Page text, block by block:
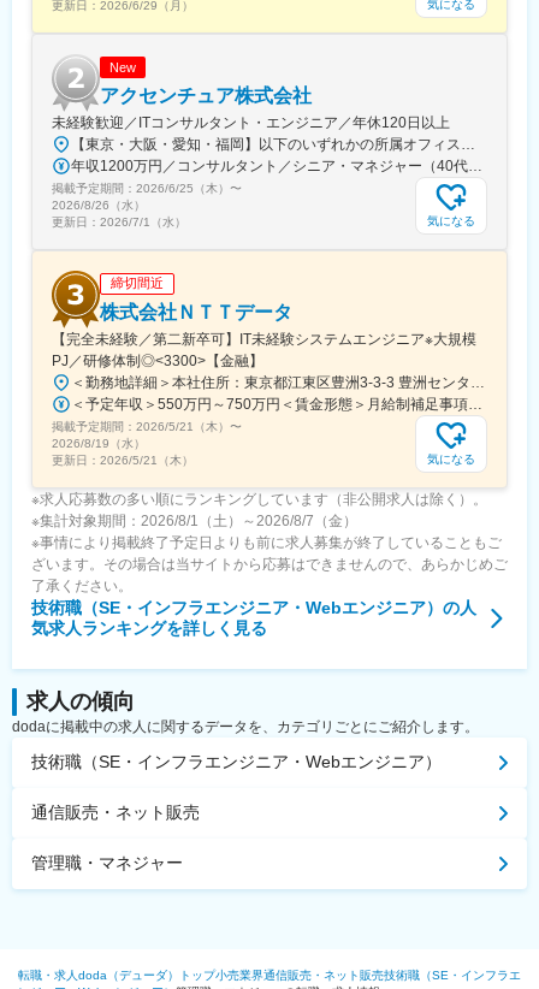
更新日： 2026/6/29（月） 気になる
New
アクセンチュア株式会社
未経験歓迎／ITコンサルタント・エンジニア／年休120日以上
掲載予定期間： 2026/6/25（木） 〜
2026/8/26（水）
更新日： 2026/7/1（水） 気になる
締切間近
株式会社ＮＴＴデータ
【完全未経験／第二新卒可】IT未経験システムエンジニア※大規模
PJ／研修体制◎<3300>【金融】
掲載予定期間： 2026/5/21（木） 〜
2026/8/19（水）
更新日： 2026/5/21（木） 気になる
※求人応募数の多い順にランキングしています（非公開求人は除く）。
※集計対象期間：2026/8/1（土）～2026/8/7（金）
※事情により掲載終了予定日よりも前に求人募集が終了していることもご
ざいます。その場合は当サイトから応募はできませんので、あらかじめご
了承ください。
技術職（SE・インフラエンジニア・Webエンジニア） の人
気求人ランキングを詳しく見る
求人の傾向
dodaに掲載中の求人に関するデータを、カテゴリごとにご紹介します。
技術職（SE・インフラエンジニア・Webエンジニア）
通信販売・ネット販売
管理職・マネジャー
転職・求人doda（デューダ）トップ小売業界通信販売・ネット販売技術職（SE・インフラエ